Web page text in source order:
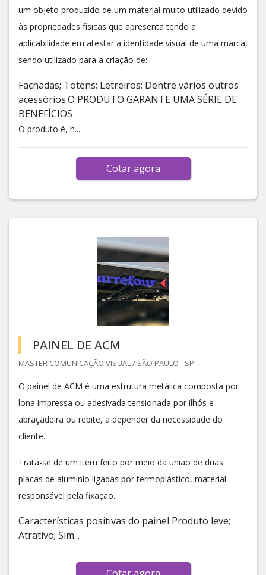
um objeto produzido de um material muito utilizado devido
às propriedades físicas que apresenta tendo a
aplicabilidade em atestar a identidade visual de uma marca,
sendo utilizado para a criação de:
Fachadas; Totens; Letreiros; Dentre vários outros
acessórios.O PRODUTO GARANTE UMA SÉRIE DE
BENEFÍCIOS
O produto é, h...
Cotar agora
PAINEL DE ACM
MASTER COMUNICAÇÃO VISUAL / SÃO PAULO - SP
O painel de ACM é uma estrutura metálica composta por
lona impressa ou adesivada tensionada por ilhós e
abraçadeira ou rebite, a depender da necessidade do
cliente.
Trata-se de um item feito por meio da união de duas
placas de alumínio ligadas por termoplástico, material
responsável pela fixação.
Características positivas do painel Produto leve;
Atrativo; Sim...